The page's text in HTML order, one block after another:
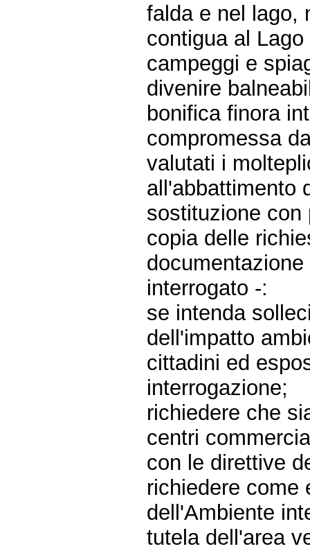
falda e nel lago,
contigua al
campeggi e
divenire
bonifica finora
compromessa
valutati i
all'abbattimento
sostituzione con
copia delle
interrogato -:
se intenda
dell'impatto
cittadini ed
interrogazione;
richiedere che
centri
con le direttive
richiedere come
dell'Ambiente
tutela dell'area